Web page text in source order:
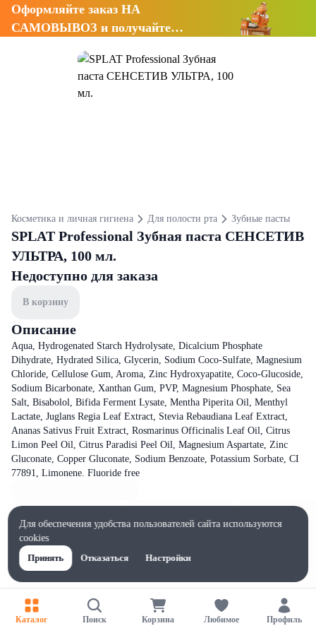
Оформляйте заказ НА
САМОВЫВОЗ и получайте
Косметика и личная гигиена Для полости рта Зубные пасты
SPLAT Professional Зубная паста СЕНСЕТИВ
УЛЬТРА, 100 мл.
Недоступно для заказа
В корзину
Описание
Aqua, Hydrogenated Starch Hydrolysate, Dicalcium Phosphate
Dihydrate, Hydrated Silica, Glycerin, Sodium Coco-Sulfate, Magnesium
Chloride, Cellulose Gum, Aroma, Zinc Hydroxyapatite, Coco-Glucoside,
Sodium Bicarbonate, Xanthan Gum, PVP, Magnesium Phosphate, Sea
Salt, Bisabolol, Bifida Ferment Lysate, Mentha Piperita Oil, Menthyl
Lactate, Juglans Regia Leaf Extract, Stevia Rebaudiana Leaf Extract,
Ananas Sativus Fruit Extract, Rosmarinus Officinalis Leaf Oil, Citrus
Limon Peel Oil, Citrus Paradisi Peel Oil, Magnesium Aspartate, Zinc
Gluconate, Copper Gluconate, Sodium Benzoate, Potassium Sorbate, CI
77891, Limonene. Fluoride free
Каталог Поиск Корзина Любимое Профиль
Для обеспечения удобства пользователей сайта используются
cookies
Принять
Отказаться Настройки